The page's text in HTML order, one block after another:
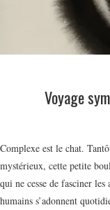
Voyage
Complexe est le chat.
mystérieux, cette petite
qui ne cesse de fasciner
humains s’adonnent